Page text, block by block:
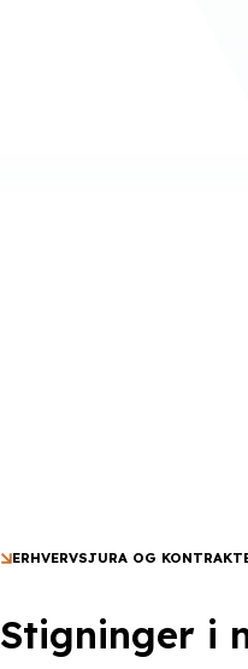
ERHVERVSJURA OG
Stigninger i